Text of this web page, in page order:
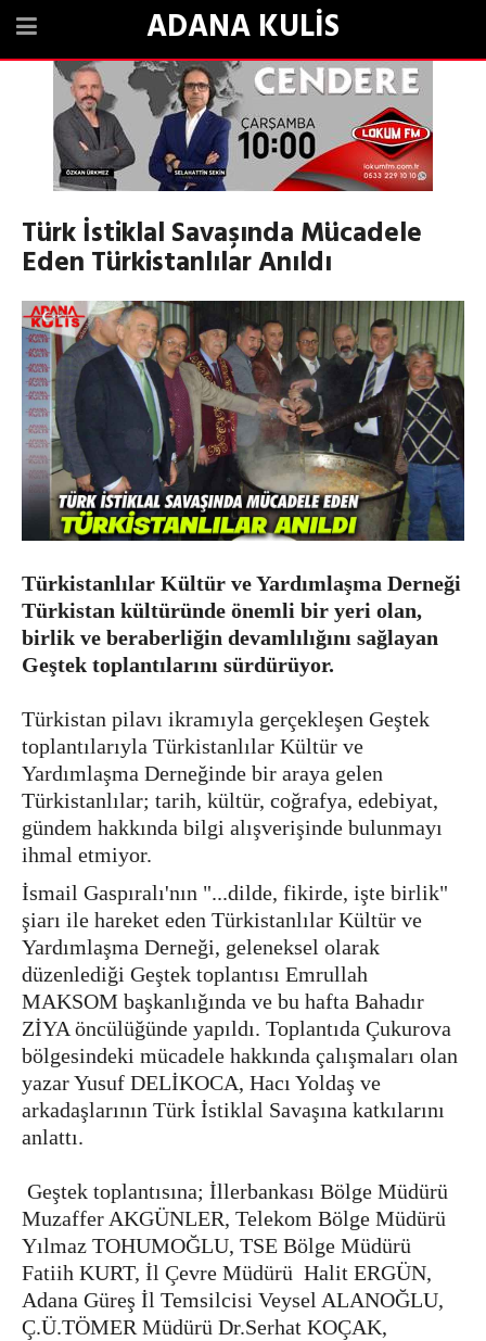
ADANA KULİS
Türk İstiklal Savaşında Mücadele
Eden Türkistanlılar Anıldı
Türkistanlılar Kültür ve Yardımlaşma Derneği
Türkistan kültüründe önemli bir yeri olan,
birlik ve beraberliğin devamlılığını sağlayan
Geştek toplantılarını sürdürüyor.
Türkistan pilavı ikramıyla gerçekleşen Geştek
toplantılarıyla Türkistanlılar Kültür ve
Yardımlaşma Derneğinde bir araya gelen
Türkistanlılar; tarih, kültür, coğrafya, edebiyat,
gündem hakkında bilgi alışverişinde bulunmayı
ihmal etmiyor.
İsmail Gaspıralı'nın "...dilde, fikirde, işte birlik"
şiarı ile hareket eden Türkistanlılar Kültür ve
Yardımlaşma Derneği, geleneksel olarak
düzenlediği Geştek toplantısı Emrullah
MAKSOM başkanlığında ve bu hafta Bahadır
ZİYA öncülüğünde yapıldı. Toplantıda Çukurova
bölgesindeki mücadele hakkında çalışmaları olan
yazar Yusuf DELİKOCA, Hacı Yoldaş ve
arkadaşlarının Türk İstiklal Savaşına katkılarını
anlattı.
Geştek toplantısına; İllerbankası Bölge Müdürü
Muzaffer AKGÜNLER, Telekom Bölge Müdürü
Yılmaz TOHUMOĞLU, TSE Bölge Müdürü
Fatiih KURT, İl Çevre Müdürü Halit ERGÜN,
Adana Güreş İl Temsilcisi Veysel ALANOĞLU,
Ç.Ü.TÖMER Müdürü Dr.Serhat KOÇAK,